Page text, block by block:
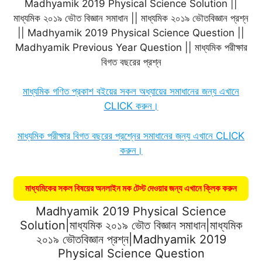
c
e
b
k
a
i
l
a
t
s
p
e
g
m
i
t
s
s
e
e
r
n
t
e
s
Madhyamik 2019 Physical Science Solution ||
মাধ্যমিক ২০১৯ ভৌত বিজ্ঞান সমাধান || মাধ্যমিক ২০১৯ ভৌতবিজ্ঞান প্রশ্ন
|| Madhyamik 2019 Physical Science Question ||
Madhyamik Previous Year Question || মাধ্যমিক পরীক্ষার
বিগত বছরের প্রশ্ন
মাধ্যমিক গণিত প্রকাশ বইয়ের সকল অধ্যায়ের সমাধানের জন্য এখানে
CLICK করুন।
মাধ্যমিক পরীক্ষার বিগত বছরের প্রশ্নের সমাধানের জন্য এখানে CLICK
করুন।
মাধ্যমিকের সকল বিষয়ের অনলাইন মক টেস্ট দেওয়ার জন্য এখানে ক্লিক করুন
Madhyamik 2019 Physical Science
Solution|মাধ্যমিক ২০১৯ ভৌত বিজ্ঞান সমাধান|মাধ্যমিক
২০১৯ ভৌতবিজ্ঞান প্রশ্ন|Madhyamik 2019
Physical Science Question